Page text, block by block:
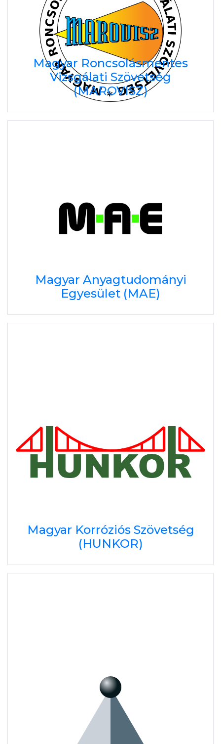
Magyar Roncsolásmentes
Vizsgálati Szövetség
(MAROVISZ)
Magyar Anyagtudományi
Egyesület (MAE)
Magyar Korróziós Szövetség
(HUNKOR)